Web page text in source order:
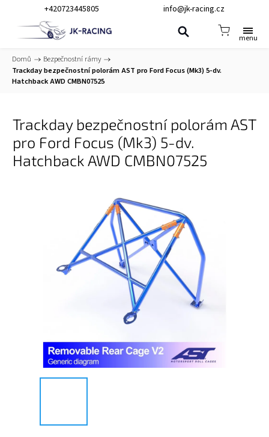
+420723445805 info@jk-racing.cz
Domů / Bezpečnostní rámy /
Trackday bezpečnostní polorám AST pro Ford Focus (Mk3) 5-dv.
Hatchback AWD CMBN07525
Trackday bezpečnostní polorám AST
pro Ford Focus (Mk3) 5-dv.
Hatchback AWD CMBN07525